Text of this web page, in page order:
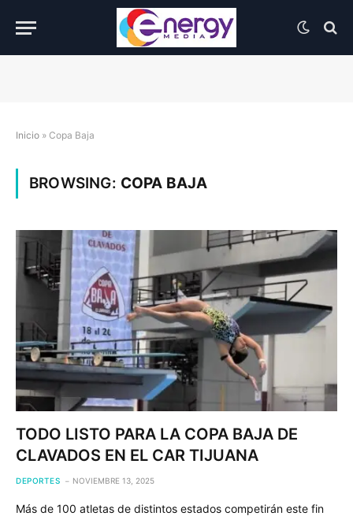
Inicio » Copa Baja
BROWSING: COPA BAJA
TODO LISTO PARA LA COPA BAJA DE
CLAVADOS EN EL CAR TIJUANA
DEPORTES NOVIEMBRE 13, 2025
Más de 100 atletas de distintos estados competirán este fin